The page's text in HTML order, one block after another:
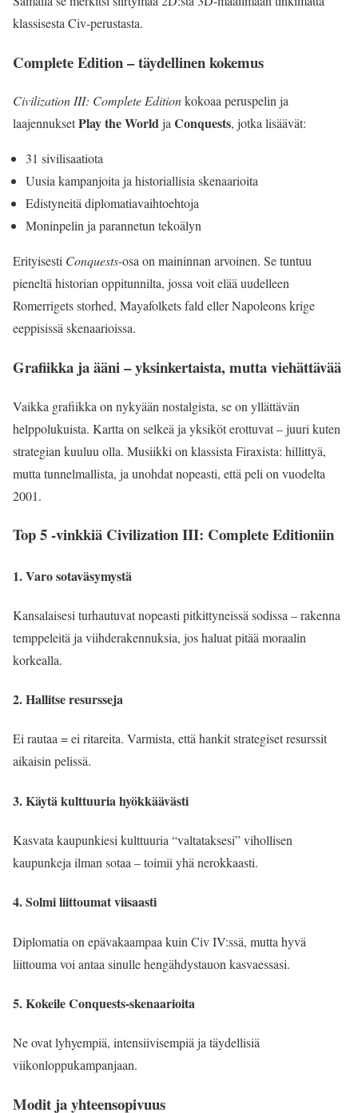
klassisesta Civ-perustasta.
Complete Edition – täydellinen kokemus
Civilization III: Complete Editionkokoaa peruspelin ja
laajennuksetPlay the WorldjaConquests, jotka lisäävät:
31 sivilisaatiota
Uusia kampanjoita ja historiallisia skenaarioita
Edistyneitä diplomatiavaihtoehtoja
Moninpelin ja parannetun tekoälyn
Erityisesti Conquests-osa on maininnan arvoinen. Se tuntuu
pieneltä historian oppitunnilta, jossa voit elää uudelleen
Romerrigets storhed, Mayafolkets fald eller Napoleons krige
eeppisissä skenaarioissa.
Grafiikka ja ääni – yksinkertaista, mutta viehättävää
Vaikka grafiikka on nykyään nostalgista, se on yllättävän
helppolukuista. Kartta on selkeä ja yksiköt erottuvat – juuri kuten
strategian kuuluu olla. Musiikki on klassista Firaxista: hillittyä,
mutta tunnelmallista, ja unohdat nopeasti, että peli on vuodelta
2001.
Top 5 -vinkkiä Civilization III: Complete Editioniin
1. Varo sotaväsymystä
Kansalaisesi turhautuvat nopeasti pitkittyneissä sodissa – rakenna
temppeleitä ja viihderakennuksia, jos haluat pitää moraalin
korkealla.
2. Hallitse resursseja
Ei rautaa = ei ritareita. Varmista, että hankit strategiset resurssit
aikaisin pelissä.
3. Käytä kulttuuria hyökkäävästi
Kasvata kaupunkiesi kulttuuria “valtataksesi” vihollisen
kaupunkeja ilman sotaa – toimii yhä nerokkaasti.
4. Solmi liittoumat viisaasti
Diplomatia on epävakaampaa kuin Civ IV:ssä, mutta hyvä
liittouma voi antaa sinulle hengähdystauon kasvaessasi.
5. Kokeile Conquests-skenaarioita
Ne ovat lyhyempiä, intensiivisempiä ja täydellisiä
viikonloppukampanjaan.
Modit ja yhteensopivuus